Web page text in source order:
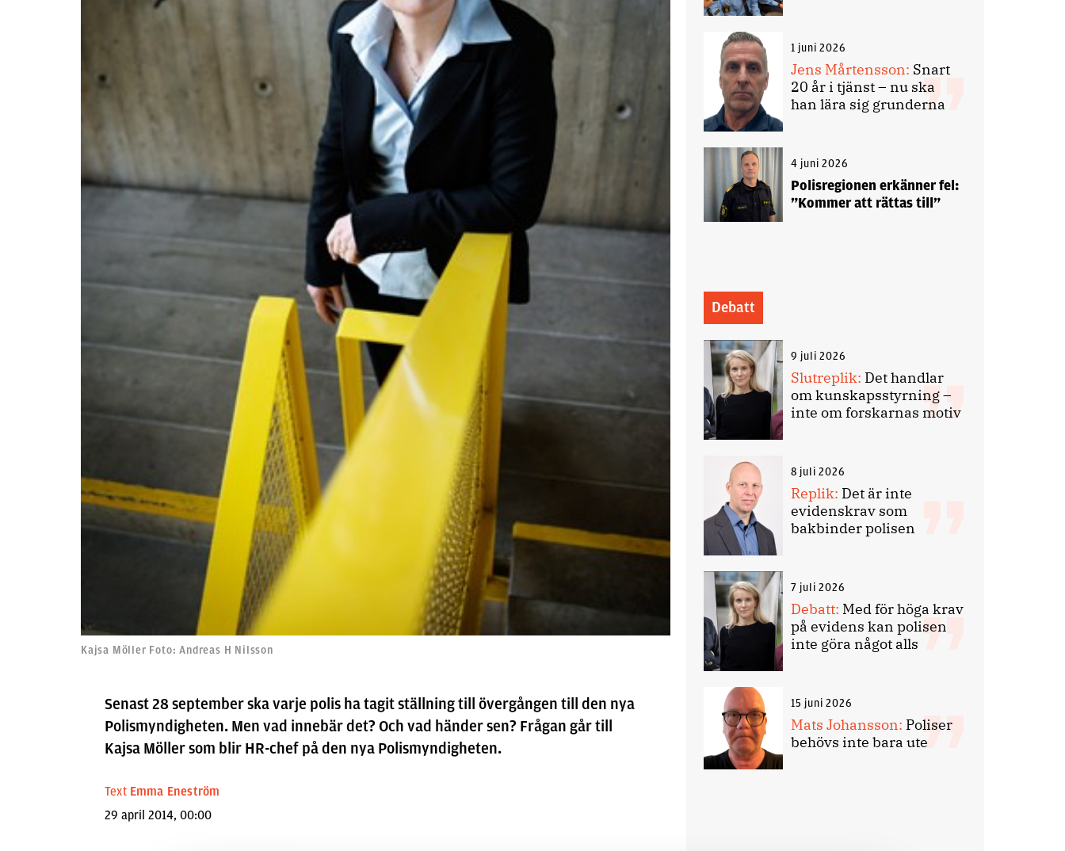
Kajsa Möller Foto: Andreas H Nilsson
Senast 28 september ska varje polis ha tagit ställning till övergången till den nya
Polismyndigheten. Men vad innebär det? Och vad händer sen? Frågan går till
Kajsa Möller som blir HR-chef på den nya Polismyndigheten.
Text Emma Eneström
29 april 2014, 00:00
1 juni 2026
Jens Mårtensson: Snart
20 år i tjänst – nu ska
han lära sig grunderna
4 juni 2026
Polisregionen erkänner fel:
”Kommer att rättas till”
Debatt
9 juli 2026
Slutreplik: Det handlar
om kunskapsstyrning –
inte om forskarnas motiv
8 juli 2026
Replik: Det är inte
evidenskrav som
bakbinder polisen
7 juli 2026
Debatt: Med för höga krav
på evidens kan polisen
inte göra något alls
15 juni 2026
Mats Johansson: Poliser
behövs inte bara ute